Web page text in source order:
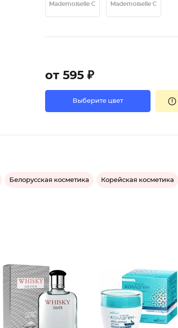
Mademoiselle C Mademoiselle C
от 595 ₽
Выберите цвет
Белорусская косметика Корейская косметика
Туалетн